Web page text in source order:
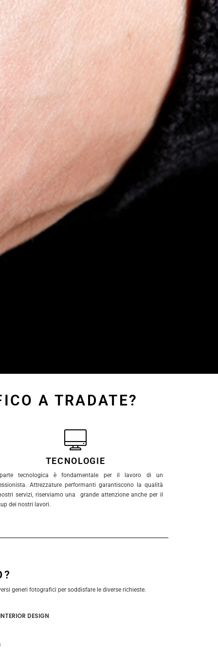
A TRADATE?
TECNOLOGIE
tecnologica è fondamentale per il lavoro di un
Attrezzature performanti garantiscono la qualità
servizi, riserviamo una grande attenzione anche per il
dei nostri lavori.
generi fotografici per soddisfare le diverse richieste.
DESIGN